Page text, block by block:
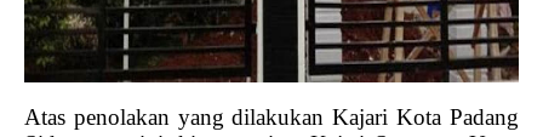
Atas penolakan yang dilakukan Kajari Kota Padang